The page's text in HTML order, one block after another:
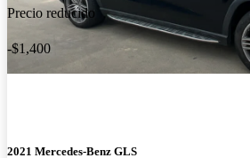
Precio reducido
-$1,400
2021 Mercedes-Benz GLS